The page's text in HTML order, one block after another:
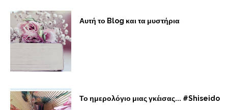
Αυτή το Blog και τα μυστήρια
Το ημερολόγιο μιας γκέισας... #Shiseido